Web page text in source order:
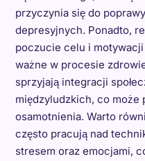
przyczynia się do
depresyjnych. Ponadto,
poczucie celu i motywacji
ważne w procesie
sprzyjają integracji
międzyludzkich, co może
osamotnienia. Warto
często pracują nad
stresem oraz emocjami,